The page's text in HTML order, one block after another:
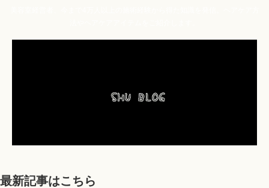
最新記事はこちら